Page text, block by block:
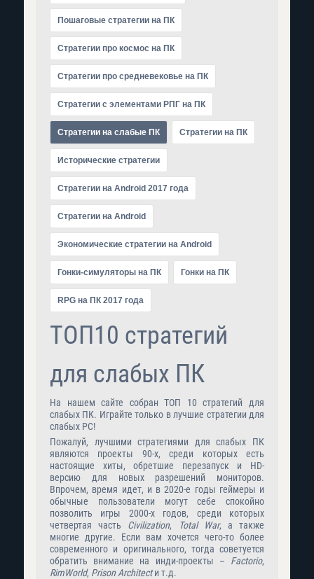
Пошаговые стратегии на ПК
Стратегии про космос на ПК
Cтратегии про средневековье на ПК
Стратегии с элементами РПГ на ПК
Стратегии на слабые ПК Стратегии на ПК
Исторические стратегии
Стратегии на Android 2017 года
Стратегии на Android
Экономические стратегии на Android
Гонки-симуляторы на ПК Гонки на ПК
RPG на ПК 2017 года
ТОП10 стратегий
для слабых ПК
На нашем сайте собран ТОП 10 стратегий для
слабых ПК. Играйте только в лучшие стратегии для
слабых PC!
Пожалуй, лучшими стратегиями для слабых ПК
являются проекты 90-х, среди которых есть
настоящие хиты, обретшие перезапуск и HD-
версию для новых разрешений мониторов.
Впрочем, время идет, и в 2020-е годы геймеры и
обычные пользователи могут себе спокойно
позволить игры 2000-х годов, среди которых
четвертая часть Civilization, Total War, а также
многие другие. Если вам хочется чего-то более
современного и оригинального, тогда советуется
обратить внимание на инди-проекты – Factorio,
RimWorld, Prison Architectи т.д.